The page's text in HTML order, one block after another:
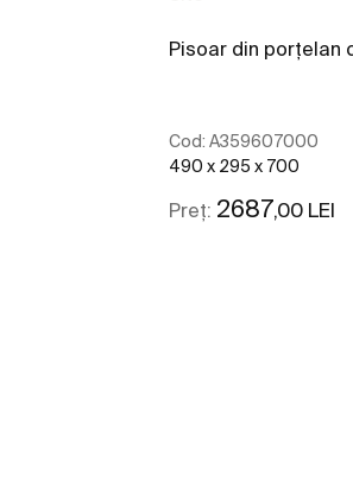
Pisoar din porţelan
Cod: A359607000
490 x 295 x 700
Preț: 2687 ,00 LEI